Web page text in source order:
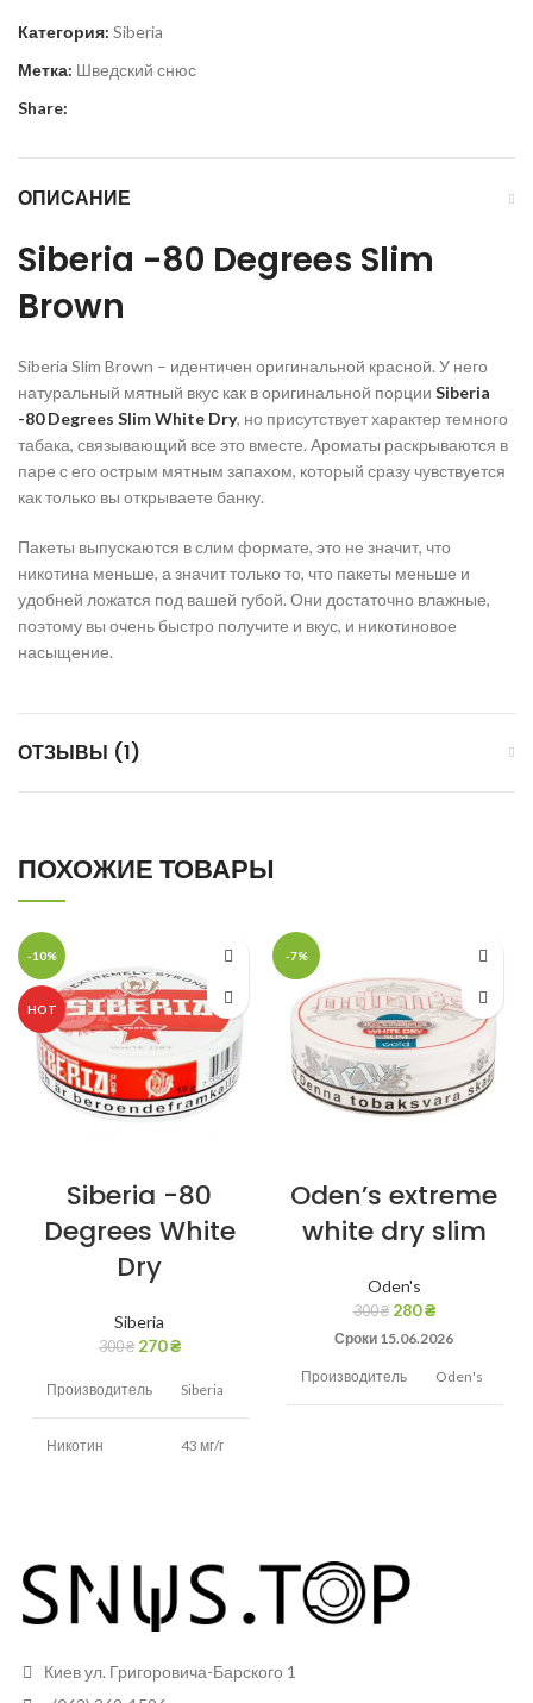
Категория: Siberia
Метка: Шведский снюс
Share:
ОПИСАНИЕ
Siberia -80 Degrees Slim
Brown
Siberia Slim Brown – идентичен оригинальной красной. У него
натуральный мятный вкус как в оригинальной порции Siberia
-80 Degrees Slim White Dry, но присутствует характер темного
табака, связывающий все это вместе. Ароматы раскрываются в
паре с его острым мятным запахом, который сразу чувствуется
как только вы открываете банку.
Пакеты выпускаются в слим формате, это не значит, что
никотина меньше, а значит только то, что пакеты меньше и
удобней ложатся под вашей губой. Они достаточно влажные,
поэтому вы очень быстро получите и вкус, и никотиновое
насыщение.
ОТЗЫВЫ (1)
ПОХОЖИЕ ТОВАРЫ
-10%
HOT
Siberia -80
Degrees White
Dry
Siberia
300₴ 270₴
Производитель Siberia
Никотин 43 мг/г
Размер
Стандартные
-7%
Oden’s extreme
white dry slim
Oden's
300₴ 280₴
Сроки 15.06.2026
Производитель Oden's
Размер
пакетиков
Киев ул. Григоровича-Барского 1